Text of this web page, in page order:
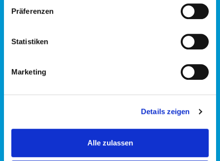
Präferenzen
Statistiken
Marketing
Details zeigen
Alle zulassen
Orthopädie / Traumatologie / Rheumatologie